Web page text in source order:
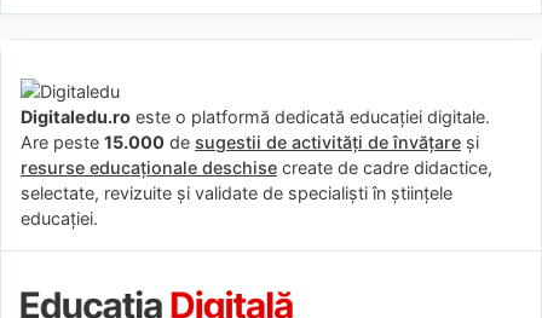
Digitaledu.ro este o platformă dedicată educației digitale.
Are peste 15.000 de sugestii de activități de învățare și
resurse educaționale deschise create de cadre didactice,
selectate, revizuite și validate de specialiști în științele
educației.